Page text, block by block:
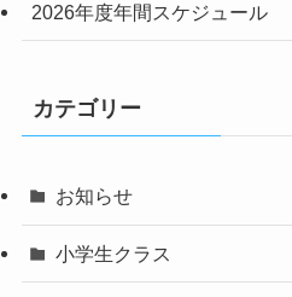
2026年度年間スケジュール
カテゴリー
お知らせ
小学生クラス